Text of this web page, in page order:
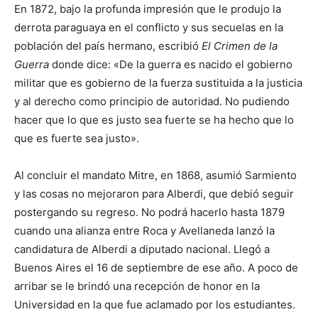
En 1872, bajo la profunda impresión que le produjo la
derrota paraguaya en el conflicto y sus secuelas en la
población del país hermano, escribió El Crimen de la
Guerra donde dice: «De la guerra es nacido el gobierno
militar que es gobierno de la fuerza sustituida a la justicia
y al derecho como principio de autoridad. No pudiendo
hacer que lo que es justo sea fuerte se ha hecho que lo
que es fuerte sea justo».
Al concluir el mandato Mitre, en 1868, asumió Sarmiento
y las cosas no mejoraron para Alberdi, que debió seguir
postergando su regreso. No podrá hacerlo hasta 1879
cuando una alianza entre Roca y Avellaneda lanzó la
candidatura de Alberdi a diputado nacional. Llegó a
Buenos Aires el 16 de septiembre de ese año. A poco de
arribar se le brindó una recepción de honor en la
Universidad en la que fue aclamado por los estudiantes.